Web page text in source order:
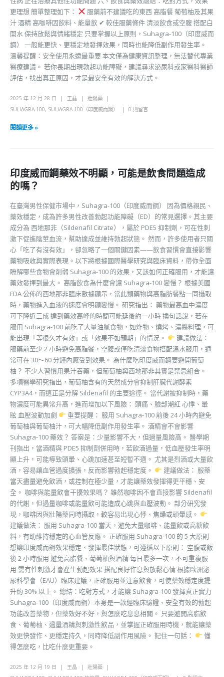
更理想 簡單整理如下：
服藥前不建議吃的東西 高脂餐 葡萄柚及其果
汁 酒精 高咖啡因飲料、能量飲 ✔ 較佳服藥條件 清淡飲食或空腹 搭配白
開水 保持放鬆與情緒穩定 只要掌握以上原則，Suhagra-100（印度威而
鋼） 一般能更快、更穩定地發揮效果，同時也能降低副作用發生率。
溫馨提醒：安全使用永遠最重要 本文僅為健康資訊整理，無法替代專業
醫療建議。 若你長期出現勃起功能障礙，建議尋求泌尿科或家醫科醫師
評估，找出真正原因，才是最安全有效的解決方式。
2025 年 12 月 28 日 王晶
壯陽藥
SUHAGRA 100, SUHAGRA-100（印度威而鋼） 0 則留言
閱讀更多 »
印度威而鋼藥效不明顯，可能是飲食問題造成
的嗎？
在臺灣男性保健市場中，Suhagra-100（印度威而鋼） 因為價格親民、
藥效穩定，成為許多男性改善勃起功能障礙（ED）的常見選擇。其主要
成分為 西地那非（Sildenafil Citrate），屬於 PDE5 抑制劑，可在性刺
激下促進陰莖血流，幫助達成並維持勃起狀態。 然而，許多使用者只關
心「吃了有沒有效」，卻忽略了一個關鍵因素——飲食習慣會直接影響
藥物吸收與實際表現。以下將根據國際醫學研究與臨床資料，帶你全面
瞭解哪些食物會削弱 Suhagra-100 的效果，又該如何正確服用，才能讓
藥效發揮到最大。 高脂飲食為什麼會讓 Suhagra-100 變慢？ 根據美國
FDA 公佈的西地那非臨床數據顯示，當此類藥物與高脂肪餐點一同攝取
時，藥物進入血液的速度會明顯變慢。 研究指出： 藥物最高血中濃度
可下降近三成 達到藥效高峰的時間可能延後約一小時 換句話說，若在
服用 Suhagra-100 前吃了大量油膩食物，如炸物、燒烤、濃醬料理，可
能出現「等很久才有效」或「效果不如預期」的情況。
建議做法：
服藥前至少 2 小時避免高脂餐，空腹或僅吃清淡食物搭配溫水服用，通
常可在 30～60 分鐘內感受到效果。 為什麼吃印度威而鋼要避開葡萄
柚？ 不少人習慣用果汁吞藥，但葡萄柚與西地那非其實是禁忌組合。
多項醫學研究指出，葡萄柚含有的天然成分會抑制肝臟代謝酵素
CYP3A4，而這正是分解 Sildenafil 的主要途徑。 當代謝被抑制時，藥
物濃度可能異常升高，進而增加以下風險： 頭痛、臉部潮紅 心悸、暈
眩 血壓波動加劇
重要提醒： 服用 Suhagra-100 前後 24 小時內避免
葡萄柚與葡萄柚汁，可大幅降低副作用發生率。 酒精會不會影響
Suhagra-100 藥效？ 答案是：少量影響不大，但過量風險高。 醫學期
刊指出，當酒精與 PDE5 抑制劑併用時，若飲酒過量，低血壓發生率明
顯上升，可能導致頭暈、心跳加速甚至短暫不適。 尤其是烈酒或大量飲
酒，容易讓血管過度擴張，反而影響勃起穩定度。
建議做法： 服藥
當天盡量避免飲酒，或控制在極少量，才能讓藥效發揮得更平穩、安
全。 咖啡與能量飲會干擾效果嗎？ 雖然咖啡因不會直接影響 Sildenafil
的代謝，但過量咖啡或能量飲可能造成心跳與血壓波動。 部分研究發
現，咖啡因與壯陽藥同時攝取，較容易出現心悸、焦躁或頭暈感。
建議做法： 服用 Suhagra-100 當天，避免大量咖啡、能量飲或高糖飲
料，有助維持穩定的心血管反應。 正確服用 Suhagra-100 的 5 大原則
想讓印度威而鋼效果穩定、發揮最佳狀態，可遵循以下原則： 空腹或飯
後 2 小時服用 避免高脂餐、葡萄柚與酒精 每日最多一次，不可重複服
用 需有性刺激才會產生勃起效果 搭配良好作息與放鬆心情 根據歐洲泌
尿科學會（EAU）臨床建議，正確服用並注意飲食，可使藥效穩定度提
升約 30% 以上。 總結：吃對方式，才能讓 Suhagra-100 發揮真正實力
Suhagra-100（印度威而鋼）本身是一款經臨床驗證、安全有效的勃起
功能改善藥物，但藥效好不好，與怎麼吃息息相關。 只要避開高脂飲
食、葡萄柚、過量酒精與刺激性飲品，並掌握正確服用時機，就能讓藥
效更快發作、更穩定持久，同時降低副作用風險。 記住一句話：
懂
得怎麼吃，比吃什麼更重要。
2025 年 12 月 19 日 王晶
壯陽藥